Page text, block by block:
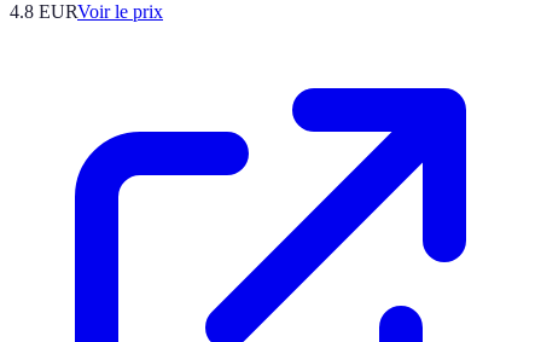
4.8 EURVoir le prix